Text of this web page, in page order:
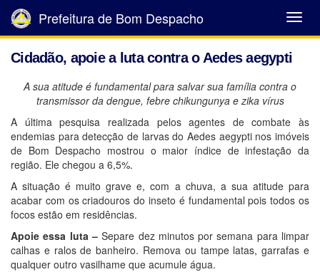
Abrir
Menu
Prefeitura de Bom Despacho
Cidadão, apoie a luta contra o Aedes aegypti
A sua atitude é fundamental para salvar sua família contra o
transmissor da dengue, febre chikungunya e zika vírus
A última pesquisa realizada pelos agentes de combate às
endemias para detecção de larvas do Aedes aegypti nos imóveis
de Bom Despacho mostrou o maior índice de infestação da
região. Ele chegou a 6,5%.
A situação é muito grave e, com a chuva, a sua atitude para
acabar com os criadouros do inseto é fundamental pois todos os
focos estão em residências.
Apoie essa luta –Separe dez minutos por semana para limpar
calhas e ralos de banheiro. Remova ou tampe latas, garrafas e
qualquer outro vasilhame que acumule água.